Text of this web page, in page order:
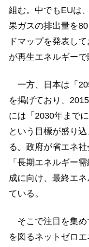
組む。中でもEUは
果ガスの排出量を
ドマップを発表し
が再生エネルギーで
一方、日本は「
を掲げており、
には「2030年まで
という目標が盛り
る。政府が省エネ
「長期エネルギー
成に向け、最終エ
ている。
そこで注目を集め
を図るネットゼロ